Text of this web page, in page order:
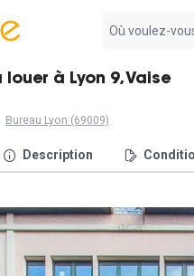
résultat
à Lyon 9, Vaise
Bureau Lyon (69009)
Description